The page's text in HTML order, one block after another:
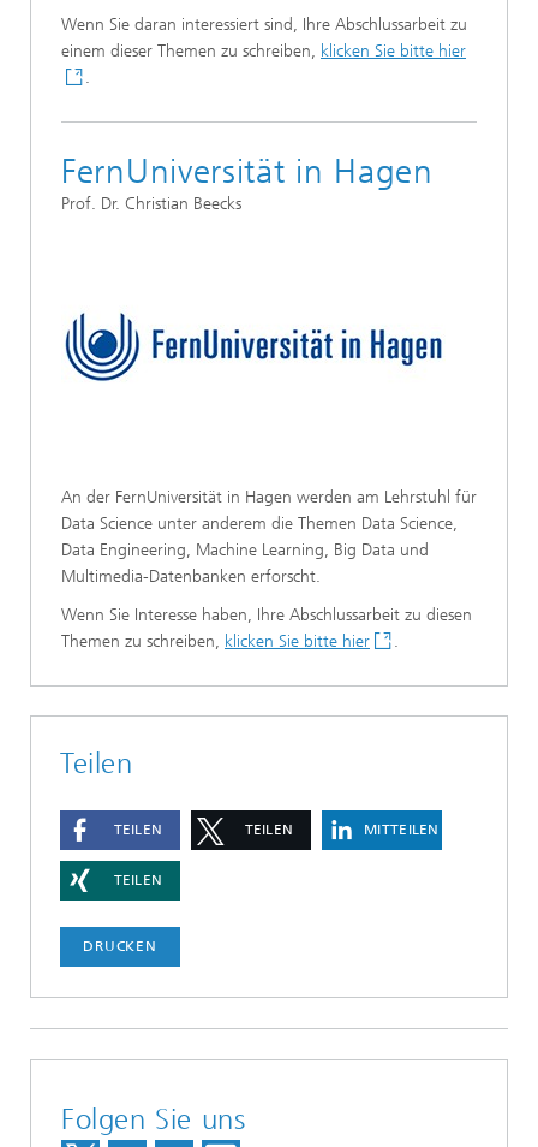
Wenn Sie daran interessiert sind, Ihre Abschlussarbeit zu
einem dieser Themen zu schreiben, klicken Sie bitte hier
.
FernUniversität in Hagen
Prof. Dr. Christian Beecks
An der FernUniversität in Hagen werden am Lehrstuhl für
Data Science unter anderem die Themen Data Science,
Data Engineering, Machine Learning, Big Data und
Multimedia-Datenbanken erforscht.
Wenn Sie Interesse haben, Ihre Abschlussarbeit zu diesen
Themen zu schreiben, klicken Sie bitte hier .
Teilen
TEILEN TEILEN MITTEILEN
TEILEN
DRUCKEN
Folgen Sie uns